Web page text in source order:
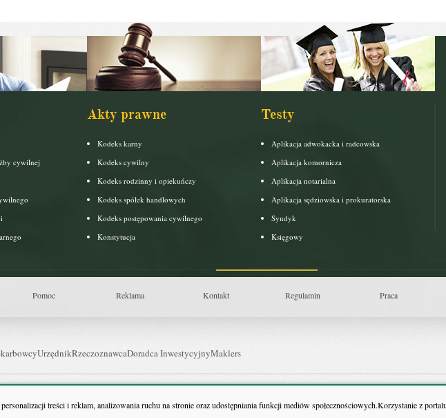
treści i reklam, analizowania ruchu na stronie oraz udostępniania funkcji mediów społecznościowych.Korzystanie z
cywilnej
Akty prawne
Kodeks karny
Kodeks cywilny
Kodeks rodzinny i opiekuńczy
Kodeks spółek handlowych
Kodeks postępowania cywilnego
Konstytucja
Testy
Aplikacja adwokacka i radcowska
Aplikacja komornicza
Aplikacja notarialna
Aplikacja sędziowska i prokuratorska
Syndyk
Księgowy
Pomoc Reklama Kontakt Regulamin Praca
UrzędnikRzeczoznawcaDoradca InwestycyjnyMaklers
MedycynyMonitor FirmPuls FarmacjiPit.pl